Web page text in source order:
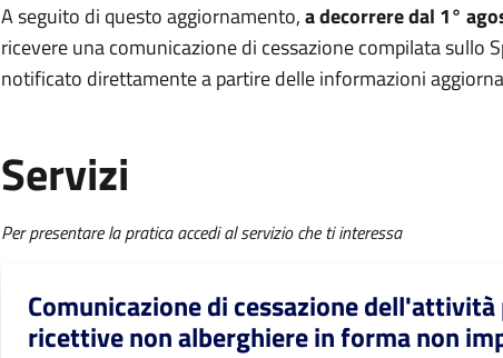
A seguito di questo aggiornamento,a decorrere dal 1°
ricevere una comunicazione di cessazione compilata sullo
notificato direttamente a partire delle informazioni
Servizi
Per presentare la pratica accedi al servizio che ti interessa
Comunicazione di cessazione
ricettive non alberghiere in forma non